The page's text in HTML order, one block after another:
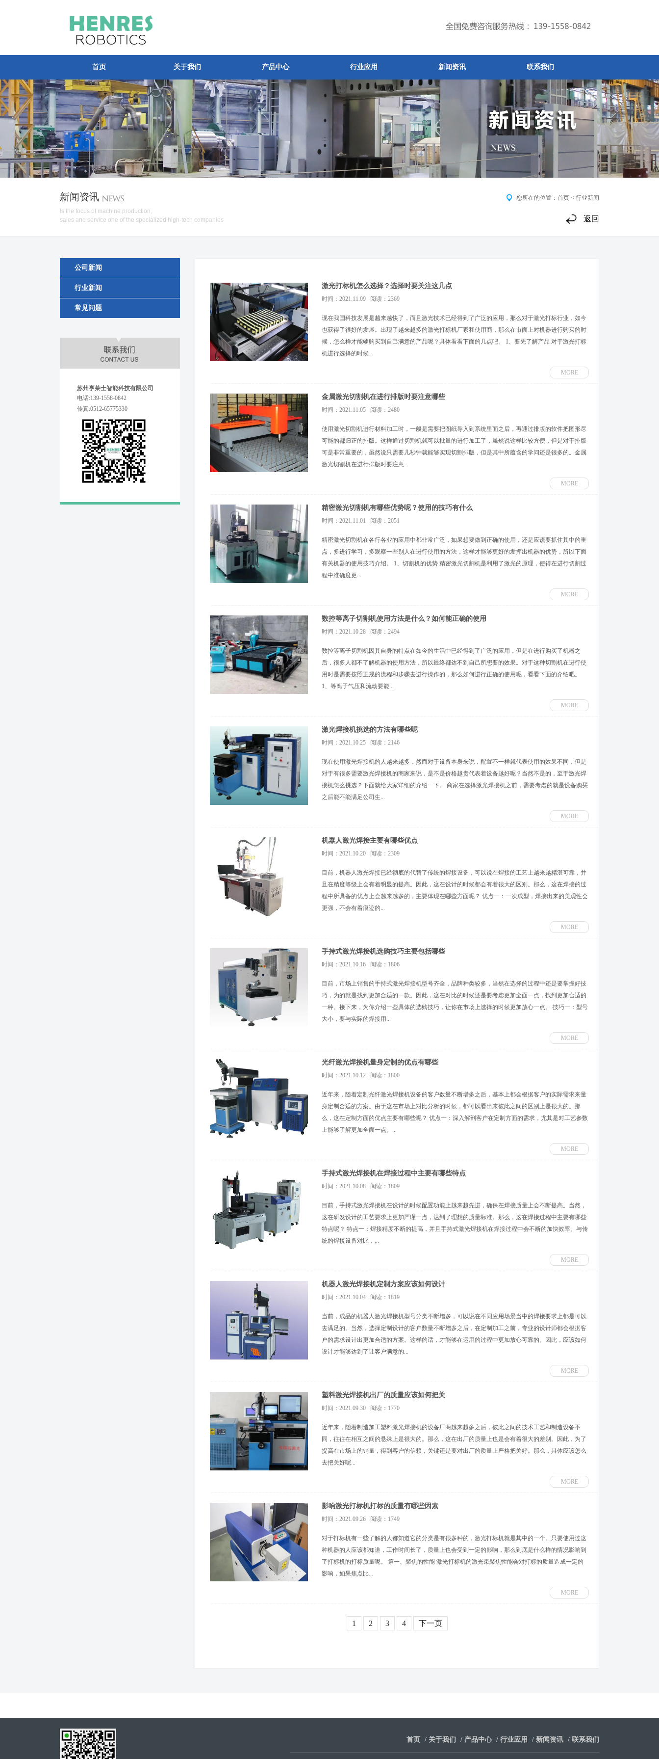
首页 关于我们 产品中心 行业应用 新闻资讯 联系我们
您所在的位置： 首页 < 行业新闻
返回
新闻资讯
Is the focus of machine production,
sales and service one of the specialized high-tech companies
公司新闻
行业新闻
常见问题
苏州亨莱士智能科技有限公司
电话:139-1558-0842
传真:0512-65775330
激光打标机怎么选择？选择时要关注这几点
时间：2021.11.09 阅读：2369
现在我国科技发展是越来越快了，而且激光技术已经得到了广泛的应用，那么对于激光打标行业，如今
也获得了很好的发展。出现了越来越多的激光打标机厂家和使用商，那么在市面上对机器进行购买的时
候，怎么样才能够购买到自己满意的产品呢？具体看看下面的几点吧。 1、要先了解产品 对于激光打标
机进行选择的时候...
MORE
金属激光切割机在进行排版时要注意哪些
时间：2021.11.05 阅读：2480
使用激光切割机进行材料加工时，一般是需要把图纸导入到系统里面之后，再通过排版的软件把图形尽
可能的都归正的排版。这样通过切割机就可以批量的进行加工了，虽然说这样比较方便，但是对于排版
可是非常重要的，虽然说只需要几秒钟就能够实现切割排版，但是其中所蕴含的学问还是很多的。金属
激光切割机在进行排版时要注意...
MORE
精密激光切割机有哪些优势呢？使用的技巧有什么
时间：2021.11.01 阅读：2051
精密激光切割机在各行各业的应用中都非常广泛，如果想要做到正确的使用，还是应该要抓住其中的重
点，多进行学习，多观察一些别人在进行使用的方法，这样才能够更好的发挥出机器的优势，所以下面
有关机器的使用技巧介绍。 1、切割机的优势 精密激光切割机是利用了激光的原理，使得在进行切割过
程中准确度更...
MORE
数控等离子切割机使用方法是什么？如何能正确的使用
时间：2021.10.28 阅读：2494
数控等离子切割机因其自身的特点在如今的生活中已经得到了广泛的应用，但是在进行购买了机器之
后，很多人都不了解机器的使用方法，所以最终都达不到自己所想要的效果。对于这种切割机在进行使
用时是需要按照正规的流程和步骤去进行操作的，那么如何进行正确的使用呢，看看下面的介绍吧。
1、等离子气压和流动要能...
MORE
激光焊接机挑选的方法有哪些呢
时间：2021.10.25 阅读：2146
现在使用激光焊接机的人越来越多，然而对于设备本身来说，配置不一样就代表使用的效果不同，但是
对于有很多需要激光焊接机的商家来说，是不是价格越贵代表着设备越好呢？当然不是的，至于激光焊
接机怎么挑选？下面就给大家详细的介绍一下。 商家在选择激光焊接机之前，需要考虑的就是设备购买
之后能不能满足公司生...
MORE
机器人激光焊接主要有哪些优点
时间：2021.10.20 阅读：2309
目前，机器人激光焊接已经彻底的代替了传统的焊接设备，可以说在焊接的工艺上越来越精湛可靠，并
且在精度等级上会有着明显的提高。因此，这在设计的时候都会有着很大的区别。那么，这在焊接的过
程中所具备的优点上会越来越多的，主要体现在哪些方面呢？ 优点一：一次成型，焊接出来的美观性会
更强，不会有着痕迹的...
MORE
手持式激光焊接机选购技巧主要包括哪些
时间：2021.10.16 阅读：1806
目前，市场上销售的手持式激光焊接机型号齐全，品牌种类较多，当然在选择的过程中还是要掌握好技
巧，为的就是找到更加合适的一款。因此，这在对比的时候还是要考虑更加全面一点，找到更加合适的
一种。接下来，为你介绍一些具体的选购技巧，让你在市场上选择的时候更加放心一点。 技巧一：型号
大小，要与实际的焊接用...
MORE
光纤激光焊接机量身定制的优点有哪些
时间：2021.10.12 阅读：1800
近年来，随着定制光纤激光焊接机设备的客户数量不断增多之后，基本上都会根据客户的实际需求来量
身定制合适的方案。由于这在市场上对比分析的时候，都可以看出来彼此之间的区别上是很大的。那
么，这在定制方面的优点主要有哪些呢？ 优点一：深入解剖客户在定制方面的需求，尤其是对工艺参数
上能够了解更加全面一点。...
MORE
手持式激光焊接机在焊接过程中主要有哪些特点
时间：2021.10.08 阅读：1809
目前，手持式激光焊接机在设计的时候配置功能上越来越先进，确保在焊接质量上会不断提高。当然，
这在研发设计的工艺要求上更加严谨一点，达到了理想的质量标准。那么，这在焊接过程中主要有哪些
特点呢？ 特点一：焊接精度不断的提高，并且手持式激光焊接机在焊接过程中会不断的加快效率。与传
统的焊接设备对比，...
MORE
机器人激光焊接机定制方案应该如何设计
时间：2021.10.04 阅读：1819
当前，成品的机器人激光焊接机型号分类不断增多，可以说在不同应用场景当中的焊接要求上都是可以
去满足的。当然，选择定制设计的客户数量不断增多之后，在定制加工之前，专业的设计师都会根据客
户的需求设计出更加合适的方案。这样的话，才能够在运用的过程中更加放心可靠的。因此，应该如何
设计才能够达到了让客户满意的...
MORE
塑料激光焊接机出厂的质量应该如何把关
时间：2021.09.30 阅读：1770
近年来，随着制造加工塑料激光焊接机的设备厂商越来越多之后，彼此之间的技术工艺和制造设备不
同，往往在相互之间的悬殊上是很大的。那么，这在出厂的质量上也是会有着很大的差别。因此，为了
提高在市场上的销量，得到客户的信赖，关键还是要对出厂的质量上严格把关好。那么，具体应该怎么
去把关好呢...
MORE
影响激光打标机打标的质量有哪些因素
时间：2021.09.26 阅读：1749
对于打标机有一些了解的人都知道它的分类是有很多种的，激光打标机就是其中的一个。只要使用过这
种机器的人应该都知道，工作时间长了，质量上也会受到一定的影响，那么到底是什么样的情况影响到
了打标机的打标质量呢。 第一、聚焦的性能 激光打标机的激光束聚焦性能会对打标的质量造成一定的
影响，如果焦点比...
MORE
1 2 3 4 下一页
/ 联系我们
/ 新闻资讯
/ 行业应用
/ 产品中心
/ 关于我们
首页